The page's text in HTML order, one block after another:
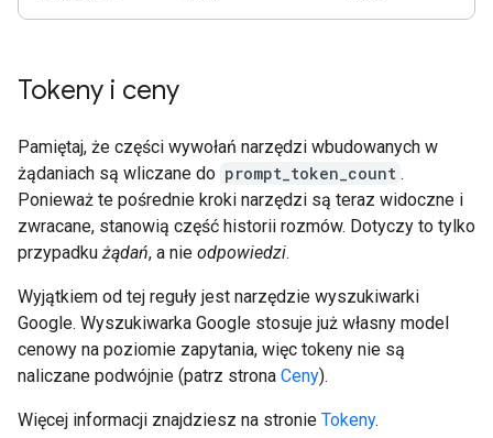
Tokeny i ceny
Pamiętaj, że części wywołań narzędzi wbudowanych w
żądaniach są wliczane do prompt_token_count .
Ponieważ te pośrednie kroki narzędzi są teraz widoczne i
zwracane, stanowią część historii rozmów. Dotyczy to tylko
przypadku żądań, a nie odpowiedzi.
Wyjątkiem od tej reguły jest narzędzie wyszukiwarki
Google. Wyszukiwarka Google stosuje już własny model
cenowy na poziomie zapytania, więc tokeny nie są
naliczane podwójnie (patrz strona Ceny).
Więcej informacji znajdziesz na stronie Tokeny.